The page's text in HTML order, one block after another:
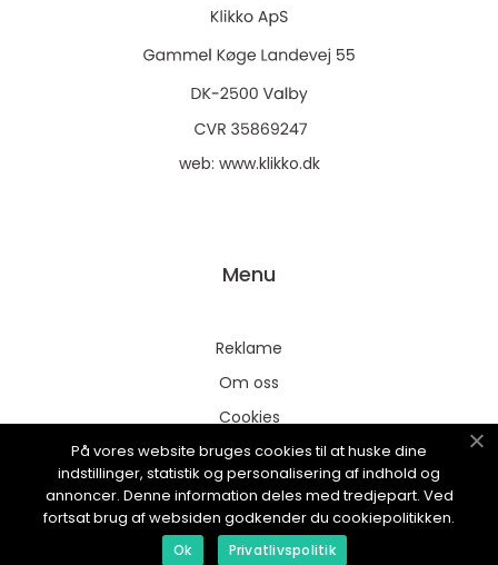
web: www.klikko.dk
Menu
Reklame
Om oss
Cookies
Kontakt Oss
Sitemap
På vores website bruges cookies til at huske dine
indstillinger, statistik og personalisering af indhold og
annoncer. Denne information deles med tredjepart. Ved
fortsat brug af websiden godkender du cookiepolitikken.
Ok Privatlivspolitik